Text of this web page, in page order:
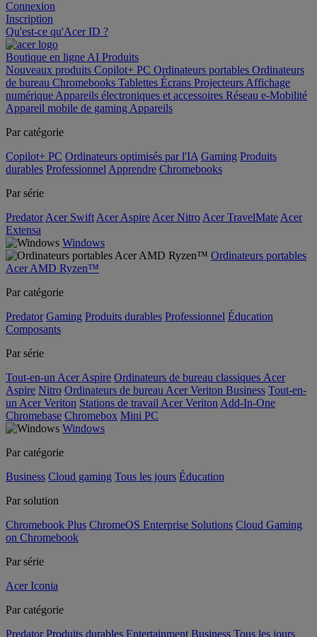
Connexion
Inscription
Qu'est-ce qu'Acer ID ?
Boutique en ligne AI Produits
Nouveaux produits Copilot+ PC Ordinateurs portables Ordinateurs
de bureau Chromebooks Tablettes Écrans Projecteurs Affichage
numérique Appareils électroniques et accessoires Réseau e-Mobilité
Appareil mobile de gaming Appareils
Par catégorie
Copilot+ PC Ordinateurs optimisés par l'IA Gaming Produits
durables Professionnel Apprendre Chromebooks
Par série
Predator Acer Swift Acer Aspire Acer Nitro Acer TravelMate Acer
Extensa
Windows
Ordinateurs portables
Acer AMD Ryzen™
Par catégorie
Predator Gaming Produits durables Professionnel Éducation
Composants
Par série
Tout-en-un Acer Aspire Ordinateurs de bureau classiques Acer
Aspire Nitro Ordinateurs de bureau Acer Veriton Business Tout-en-
un Acer Veriton Stations de travail Acer Veriton Add-In-One
Chromebase Chromebox Mini PC
Windows
Par catégorie
Business Cloud gaming Tous les jours Éducation
Par solution
Chromebook Plus ChromeOS Enterprise Solutions Cloud Gaming
on Chromebook
Par série
Acer Iconia
Par catégorie
Predator Produits durables Entertainment Business Tous les jours